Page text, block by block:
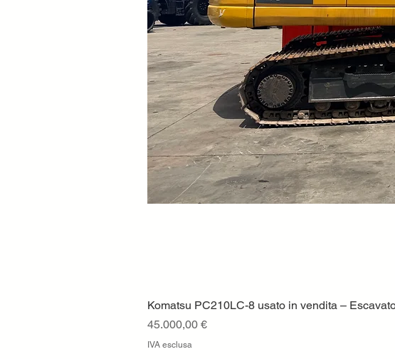
Komatsu PC210LC-8 usato in vendita –
Prezzo
45.000,00 €
IVA esclusa